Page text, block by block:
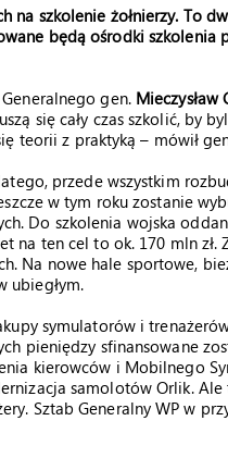
szkolenie żołnierzy. To
będą ośrodki
gen. Mieczysław
się cały czas szkolić, by
teorii z praktyką – mówił
przede wszystkim
w tym roku zostanie
Do szkolenia wojska
na ten cel to ok. 170 mln
Na nowe hale sportowe,
ubiegłym.
symulatorów i
pieniędzy sfinansowane
kierowców i Mobilnego
samolotów Orlik.
Sztab Generalny WP w